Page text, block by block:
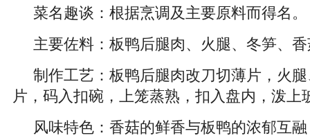
菜名趣谈：根据烹调及主要原料而得名。
主要佐料：板鸭后腿肉、火腿、冬笋、
制作工艺：板鸭后腿肉改刀切薄片，火
片，码入扣碗，上笼蒸熟，扣入盘内，泼上
风味特色：香菇的鲜香与板鸭的浓郁互